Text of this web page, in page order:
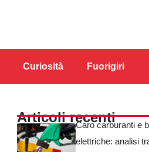
Curiosità Fuorigiri
Articoli recenti
Caro carburanti e
elettriche: analisi